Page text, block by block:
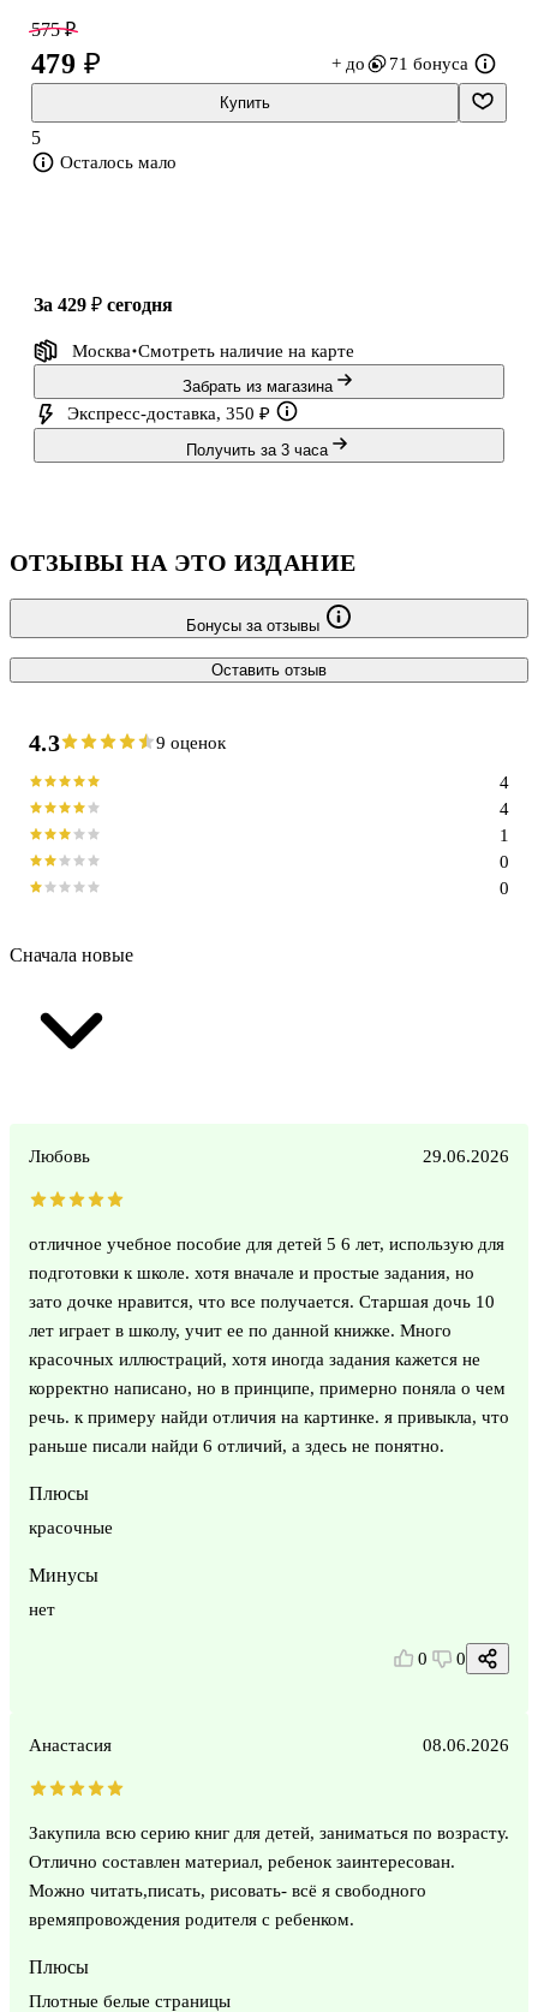
занятия превратятся в веселую и увлекательную игру.
575 ₽
479 ₽ + до 71 бонуса
Купить
5
Осталось мало
за 429 ₽ сегодня
Москва Смотреть наличие на карте
Забрать из магазина
Экспресс-доставка, 350 ₽
Получить за 3 часа
ОТЗЫВЫ НА ЭТО ИЗДАНИЕ
Бонусы за отзывы
Оставить отзыв
4.3 9 оценок
0
0
1
4
4
Сначала новые
Любовь 29.06.2026
отличное учебное пособие для детей 5 6 лет, использую для
подготовки к школе. хотя вначале и простые задания, но
зато дочке нравится, что все получается. Старшая дочь 10
лет играет в школу, учит ее по данной книжке. Много
красочных иллюстраций, хотя иногда задания кажется не
корректно написано, но в принципе, примерно поняла о чем
речь. к примеру найди отличия на картинке. я привыкла, что
раньше писали найди 6 отличий, а здесь не понятно.
Плюсы
красочные
Минусы
нет
0 0
Анастасия 08.06.2026
Закупила всю серию книг для детей, заниматься по возрасту.
Отлично составлен материал, ребенок заинтересован.
Можно читать,писать, рисовать- всё я свободного
времяпровождения родителя с ребенком.
Плюсы
Плотные белые страницы